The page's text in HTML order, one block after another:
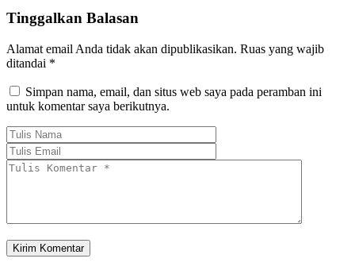
Tinggalkan Balasan
Alamat email Anda tidak akan dipublikasikan. Ruas yang wajib
ditandai *
Simpan nama, email, dan situs web saya pada peramban ini
untuk komentar saya berikutnya.